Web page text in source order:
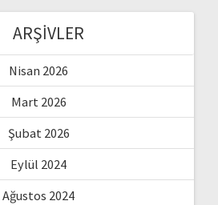
ARŞIVLER
Nisan 2026
Mart 2026
Şubat 2026
Eylül 2024
Ağustos 2024